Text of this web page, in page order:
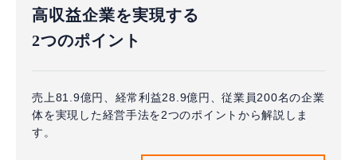
高収益企業を実現する
2つのポイント
売上81.9億円、経常利益28.9億円、従業員200名の企業
体を実現した経営手法を2つのポイントから解説しま
す。